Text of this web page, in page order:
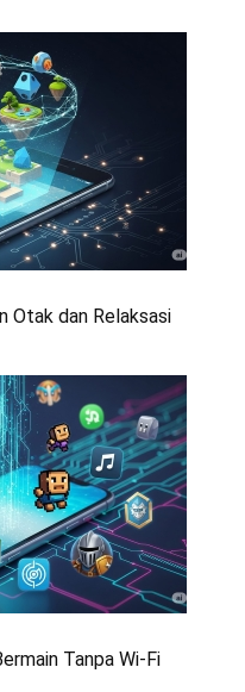
Otak dan Relaksasi
Tanpa Wi-Fi